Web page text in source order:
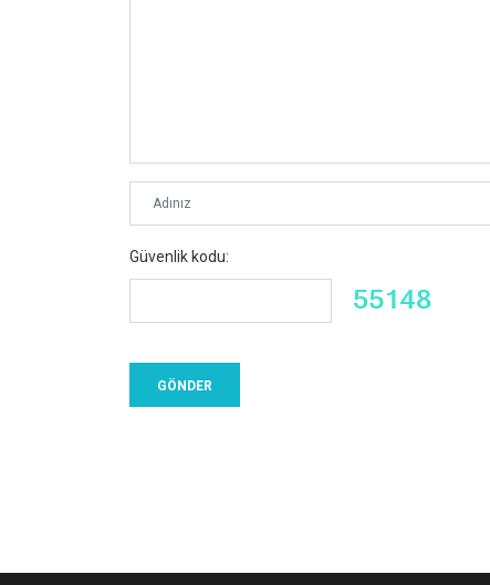
Güvenlik kodu: